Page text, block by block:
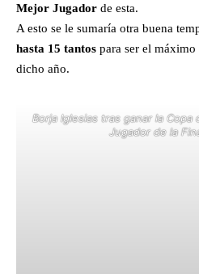
Mejor Jugador de esta.
A esto se le sumaría otra buena
hasta 15 tantos para ser el
dicho año.
Borja Iglesias tras ganar la
Jugador de la